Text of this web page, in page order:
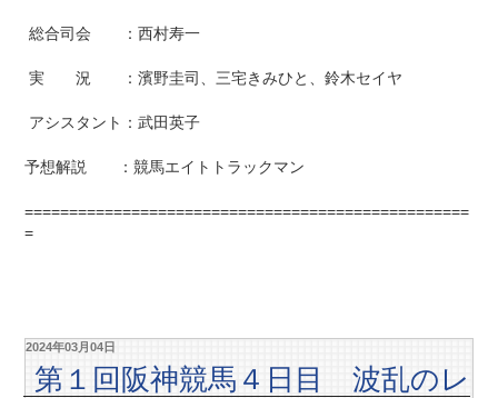
総合司会 ：西村寿一
実 況 ：濱野圭司、三宅きみひと、鈴木セイヤ
アシスタント：武田英子
予想解説 ：競馬エイトトラックマン
==================================================
=
2024年03月04日
第１回阪神競馬４日目 波乱のレ